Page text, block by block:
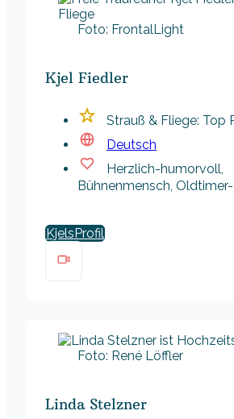
Foto: FrontalLight
Kjel Fiedler
Strauß & Fliege: Top
Deutsch
Herzlich-humorvoll,
Bühnenmensch,
Kjels
Foto: René Löffler
Linda Stelzner